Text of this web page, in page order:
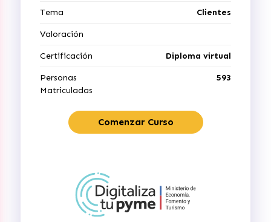
Tema Clientes
Valoración
Certificación Diploma virtual
Personas
Matriculadas
593
Comenzar Curso